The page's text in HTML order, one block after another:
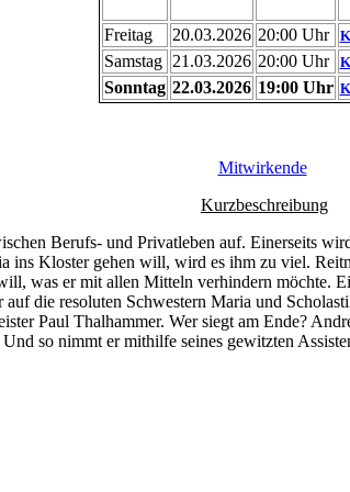
Freitag 20.03.2026 20:00 Uhr
Samstag 21.03.2026 20:00 Uhr
Sonntag 22.03.2026 19:00 Uhr
Mitwirkende
Kurzbeschreibung
Berufs- und Privatleben auf. Einerseits
ins Kloster gehen will, wird es ihm zu viel.
was er mit allen Mitteln verhindern möchte.
die resoluten Schwestern Maria und
Paul Thalhammer. Wer siegt am Ende?
Und so nimmt er mithilfe seines gewitzten